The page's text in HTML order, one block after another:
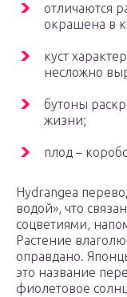
отличаются
окрашена в
куст
несложно
бутоны
жизни;
плод –
Hydrangea
водой», что
соцветиями,
Растение
оправдано.
это название
фиолетовое